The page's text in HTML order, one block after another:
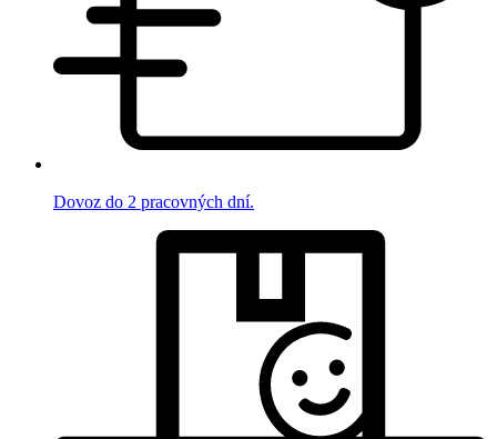
Dovoz do 2 pracovných dní.